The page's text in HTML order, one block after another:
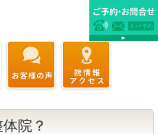
院？